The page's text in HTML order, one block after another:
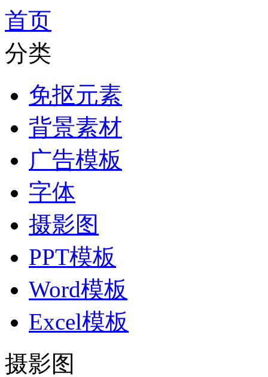
首页
分类
免抠元素
背景素材
广告模板
字体
摄影图
PPT模板
Word模板
Excel模板
摄影图